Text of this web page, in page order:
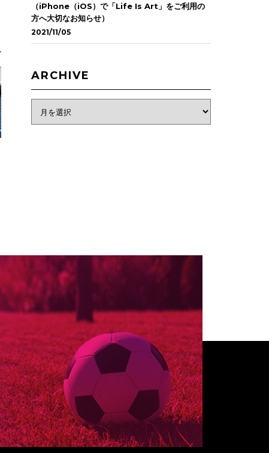
（iPhone（iOS）で「Life Is Art」をご利用の
方へ大切なお知らせ）
2021/11/05
ARCHIVE